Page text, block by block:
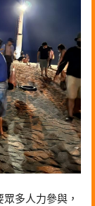
多人力參與，